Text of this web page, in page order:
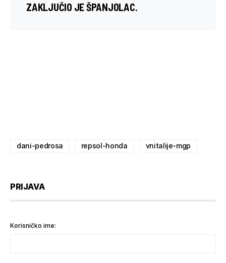
ZAKLJUČIO JE ŠPANJOLAC.
dani-pedrosa repsol-honda vnitalije-mgp
PRIJAVA
Korisničko ime: